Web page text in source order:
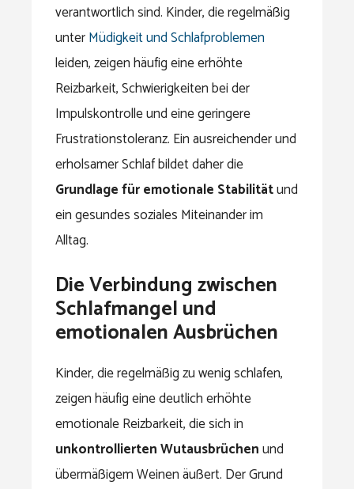
verantwortlich sind. Kinder, die regelmäßig
unterMüdigkeit und Schlafproblemen
leiden, zeigen häufig eine erhöhte
Reizbarkeit, Schwierigkeiten bei der
Impulskontrolle und eine geringere
Frustrationstoleranz. Ein ausreichender und
erholsamer Schlaf bildet daher die
Grundlage für emotionale Stabilitätund
ein gesundes soziales Miteinander im
Alltag.
Die Verbindung zwischen
Schlafmangel und
emotionalen Ausbrüchen
Kinder, die regelmäßig zu wenig schlafen,
zeigen häufig eine deutlich erhöhte
emotionale Reizbarkeit, die sich in
unkontrollierten Wutausbrüchenund
übermäßigem Weinen äußert. Der Grund